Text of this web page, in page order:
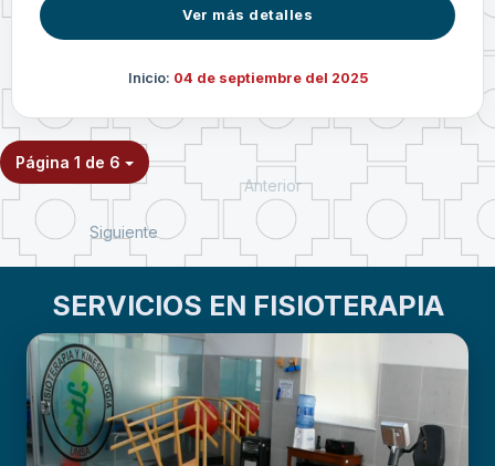
Ver más detalles
Inicio: 04 de septiembre del 2025
Página 1 de 6
Anterior
Siguiente
SERVICIOS EN FISIOTERAPIA